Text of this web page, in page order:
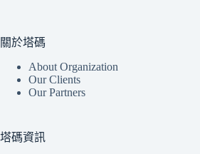
關於塔碼
About Organization
Our Clients
Our Partners
塔碼資訊